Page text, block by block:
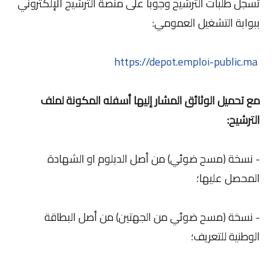
ببوابة التشغيل العمومي:
https://depot.emploi-public.ma
مع تحميل الوثائق المشار إليها أسفله المكونة لملف
الترشيح:
- نسخة (مسح ضوئي) من أصل الدبلوم او الشهادة
المحصل عليها؛
- نسخة (مسح ضوئي من الجهتين) من أصل البطاقة
الوطنية للتعريف؛